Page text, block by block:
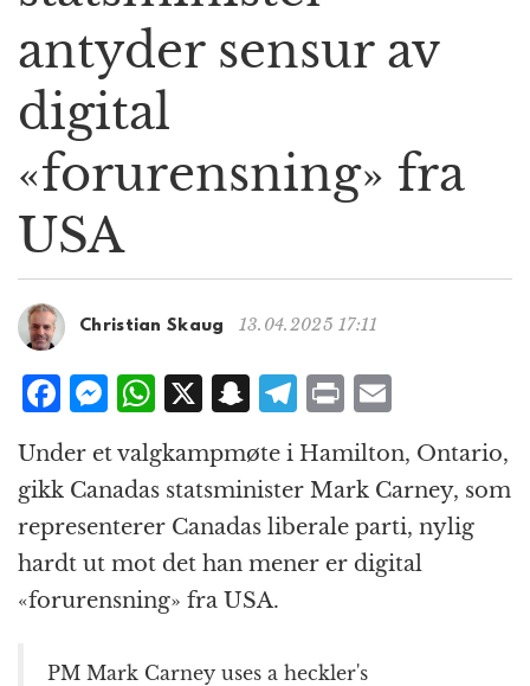
a
t
antyder sensur av
digital
«forurensning» fra
USA
Christian Skaug 13.04.2025 17:11
F
a
c
e
b
o
o
k
M
ss
e
n
g
e
r
W
h
at
s
A
p
p
X S
a
p
c
h
at
T
e
g
r
a
P
ri
n
t
ai
l
Under et valgkampmøte i Hamilton, Ontario,
gikk Canadas statsminister Mark Carney, som
representerer Canadas liberale parti, nylig
hardt ut mot det han mener er digital
«forurensning» fra USA.
PM Mark Carney uses a heckler's